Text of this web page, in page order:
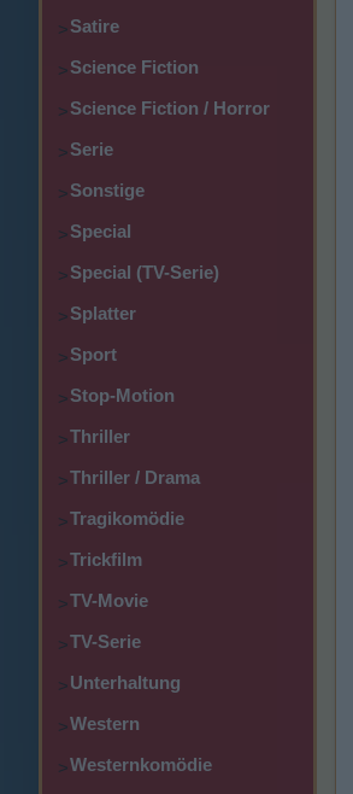
>Satire
>Science Fiction
>Science Fiction / Horror
>Serie
>Sonstige
>Special
>Special (TV-Serie)
>Splatter
>Sport
>Stop-Motion
>Thriller
>Thriller / Drama
>Tragikomödie
>Trickfilm
>TV-Movie
>TV-Serie
>Unterhaltung
>Western
>Westernkomödie